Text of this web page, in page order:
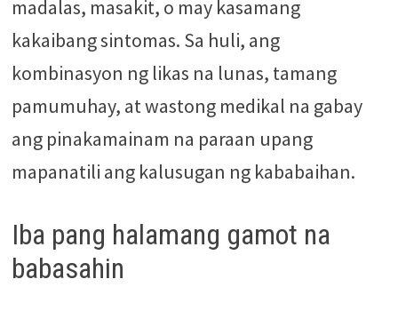
madalas, masakit, o may kasamang
kakaibang sintomas. Sa huli, ang
kombinasyon ng likas na lunas, tamang
pamumuhay, at wastong medikal na gabay
ang pinakamainam na paraan upang
mapanatili ang kalusugan ng kababaihan.
Iba pang halamang gamot na
babasahin